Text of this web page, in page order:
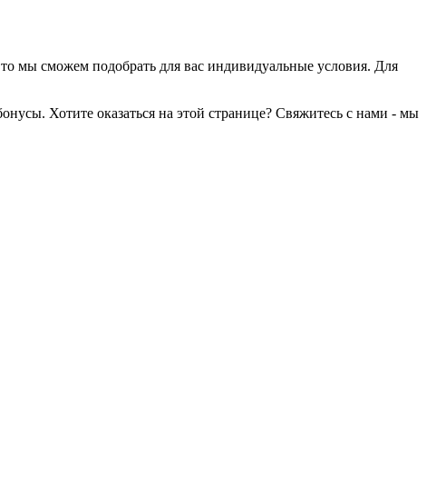
мы сможем подобрать для вас индивидуальные условия. Для
Хотите оказаться на этой странице? Свяжитесь с нами - мы